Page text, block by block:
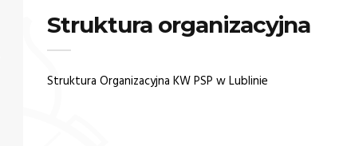
Struktura organizacyjna
Struktura Organizacyjna KW PSP w Lublinie